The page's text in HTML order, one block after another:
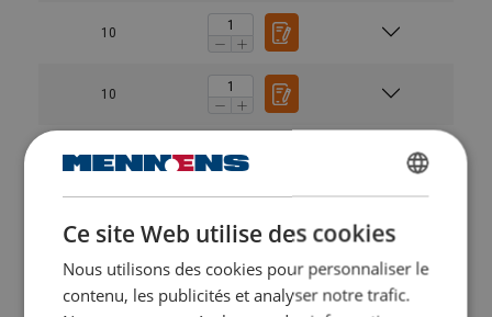
10
10
10
10
DUTCH
ENGLISH TRANSLATION
FRENCH
Ce site Web utilise des cookies
Nous utilisons des cookies pour personnaliser le
contenu, les publicités et analyser notre trafic.